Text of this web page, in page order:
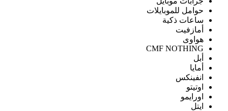
حوامل للموبايلات
ساعات ذكية
أمازفيت
هواوى
CMF NOTHING
أبل
أمايا
انفينكس
اوتيتو
اورايمو
ايتل